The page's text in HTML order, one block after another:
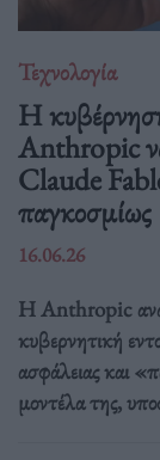
Τεχνολογία
Η
Anthropic
Claude
παγκοσμίως
16.06.26
Η Anthropic
κυβερνητική
ασφάλειας και
μοντέλα της,